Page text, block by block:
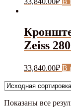
Zeiss
33,840.00₽ В
Показаны все